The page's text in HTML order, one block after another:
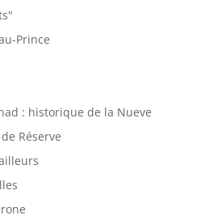
Prince
: historique de la Nueve
Réserve